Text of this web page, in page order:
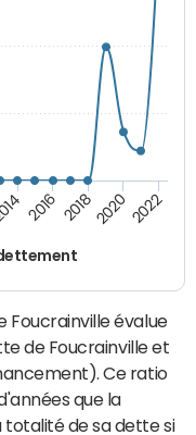
2016 20182020 2022
Foucrainville évalue
de Foucrainville et
Ce ratio
que la
de sa dette si